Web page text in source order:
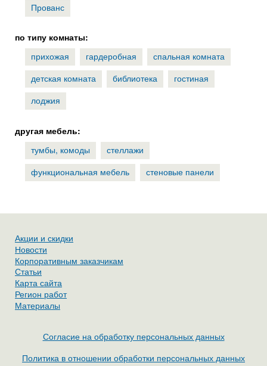
Прованс
по типу комнаты:
прихожая
гардеробная
спальная комната
детская комната
библиотека
гостиная
лоджия
другая мебель:
тумбы, комоды
стеллажи
функциональная мебель
стеновые панели
Акции и скидки
Новости
Корпоративным заказчикам
Статьи
Карта сайта
Регион работ
Материалы
Согласие на обработку персональных данных
Политика в отношении обработки персональных данных